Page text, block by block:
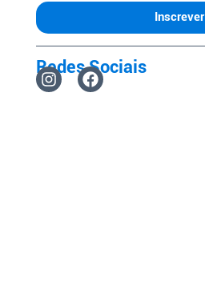
Inscrever
Redes Sociais